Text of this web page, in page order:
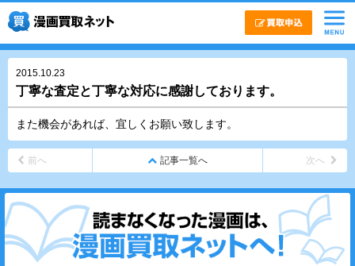
2015.10.23
丁寧な査定と丁寧な対応に感謝しております。
また機会があれば、宜しくお願い致します。
前へ 記事一覧へ 次へ